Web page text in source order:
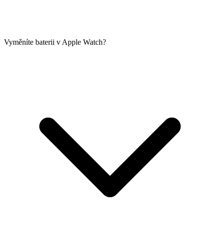
Vyměníte baterii v Apple Watch?